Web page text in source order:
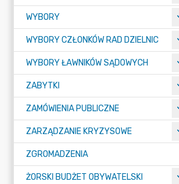
WYBORY
WYBORY CZŁONKÓW RAD DZIELNIC
WYBORY ŁAWNIKÓW SĄDOWYCH
ZABYTKI
ZAMÓWIENIA PUBLICZNE
ZARZĄDZANIE KRYZYSOWE
ZGROMADZENIA
ŻORSKI BUDŻET OBYWATELSKI